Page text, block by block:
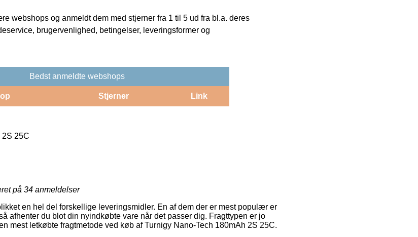
webshops og anmeldt dem med stjerner fra 1 til 5 ud fra bl.a. deres
brugervenlighed, betingelser, leveringsformer og
Bedst anmeldte webshops
Stjerner Link
2S 25C
på 34 anmeldelser
en hel del forskellige leveringsmidler. En af dem der er mest populær er
afhenter du blot din nyindkøbte vare når det passer dig. Fragttypen er jo
mest letkøbte fragtmetode ved køb af Turnigy Nano-Tech 180mAh 2S 25C.